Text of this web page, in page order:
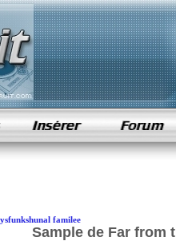
familee
Sample de Far from